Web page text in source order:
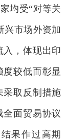
均受“对等关
兴市场外资加
入，体现出印
度较低而彰显
采取反制措施
全面贸易协议
果作过高期